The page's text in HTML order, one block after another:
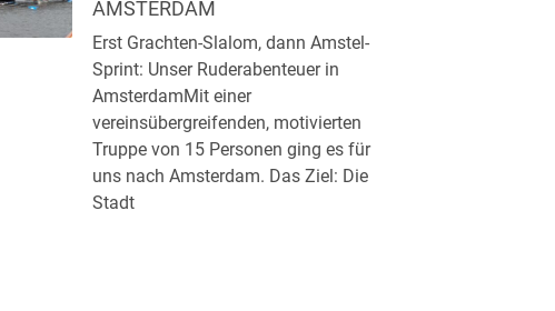
AMSTERDAM
Erst Grachten-Slalom, dann Amstel-
Sprint: Unser Ruderabenteuer in
AmsterdamMit einer
vereinsübergreifenden, motivierten
Truppe von 15 Personen ging es für
uns nach Amsterdam. Das Ziel: Die
Stadt